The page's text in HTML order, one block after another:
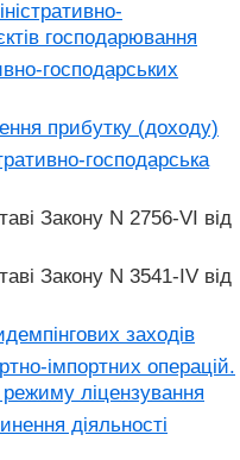
господарювання
господарських
прибутку (доходу)
господарська
Закону N 2756-VI від
Закону N 3541-IV від
заходів
імпортних операцій.
ліцензування
діяльності